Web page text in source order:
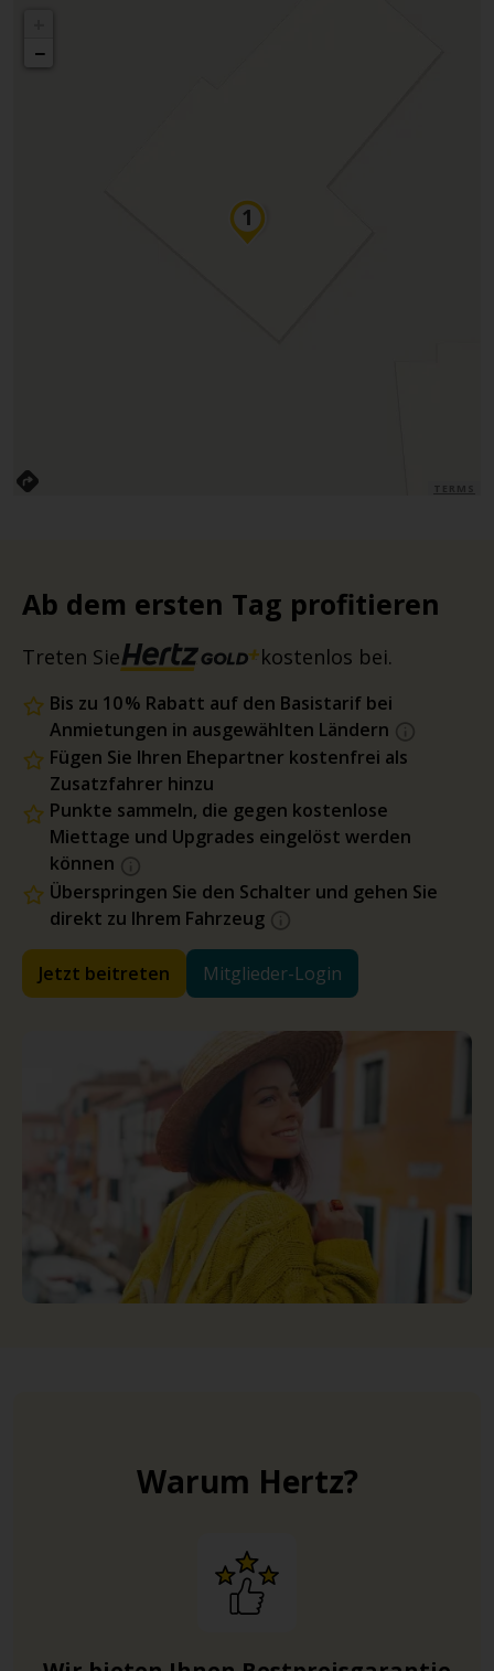
−
Ab dem ersten Tag profitieren
Treten Sie kostenlos bei.
Bis zu 10 % Rabatt auf den Basistarif bei
Anmietungen in ausgewählten Ländern
Fügen Sie Ihren Ehepartner kostenfrei als
Zusatzfahrer hinzu
Punkte sammeln, die gegen kostenlose
Miettage und Upgrades eingelöst werden
können
Überspringen Sie den Schalter und gehen Sie
direkt zu Ihrem Fahrzeug
Jetzt beitreten Mitglieder-Login
Warum Hertz?